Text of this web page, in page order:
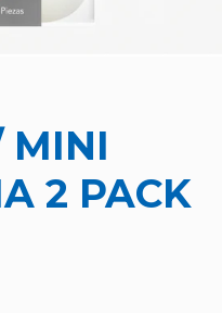
MINI
2 PACK